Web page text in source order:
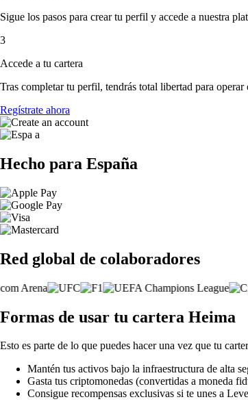
Sigue los pasos para crear tu perfil y accede a nuestra
3
Accede a tu cartera
Tras completar tu perfil, tendrás total libertad para operar
Regístrate ahora
Hecho para España
Red global de colaboradores
Formas de usar tu cartera Heima
Esto es parte de lo que puedes hacer una vez que tu
Mantén tus activos bajo la infraestructura de alta
Gasta tus criptomonedas (convertidas a moneda
Consigue recompensas exclusivas si te unes a